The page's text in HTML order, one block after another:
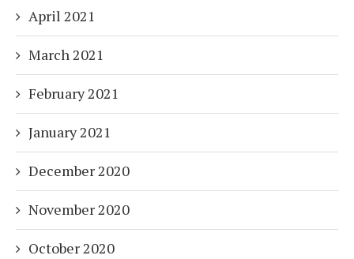
April 2021
March 2021
February 2021
January 2021
December 2020
November 2020
October 2020